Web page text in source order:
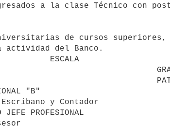
de cursos superiores,
actividad del Banco.
GRADO
"B"
Escribano y Contador
JEFE PROFESIONAL
Asesor